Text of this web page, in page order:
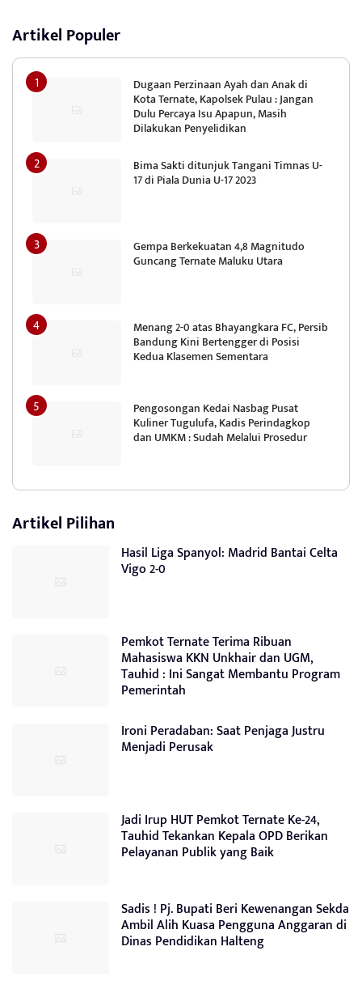
Artikel Populer
Dugaan Perzinaan Ayah dan Anak di
Kota Ternate, Kapolsek Pulau : Jangan
Dulu Percaya Isu Apapun, Masih
Dilakukan Penyelidikan
Bima Sakti ditunjuk Tangani Timnas U-
17 di Piala Dunia U-17 2023
Gempa Berkekuatan 4,8 Magnitudo
Guncang Ternate Maluku Utara
Menang 2-0 atas Bhayangkara FC, Persib
Bandung Kini Bertengger di Posisi
Kedua Klasemen Sementara
Pengosongan Kedai Nasbag Pusat
Kuliner Tugulufa, Kadis Perindagkop
dan UMKM : Sudah Melalui Prosedur
Artikel Pilihan
Hasil Liga Spanyol: Madrid Bantai Celta
Vigo 2-0
Pemkot Ternate Terima Ribuan
Mahasiswa KKN Unkhair dan UGM,
Tauhid : Ini Sangat Membantu Program
Pemerintah
Ironi Peradaban: Saat Penjaga Justru
Menjadi Perusak
Jadi Irup HUT Pemkot Ternate Ke-24,
Tauhid Tekankan Kepala OPD Berikan
Pelayanan Publik yang Baik
Sadis ! Pj. Bupati Beri Kewenangan Sekda
Ambil Alih Kuasa Pengguna Anggaran di
Dinas Pendidikan Halteng